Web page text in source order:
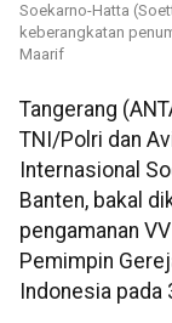
Soekarno-Hatta
keberangkatan
Maarif
Tangerang
TNI/Polri dan
Internasional
Banten, bakal
pengamanan
Pemimpin
Indonesia